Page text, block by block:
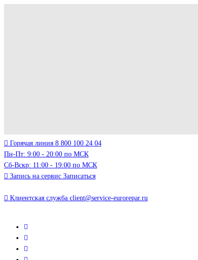
Горячая линия 8 800 100 24 04
Пн-Пт: 9:00 - 20:00 по МСК
Сб-Вскр: 11:00 - 19:00 по МСК
Запись на сервис Записаться
Клиентская служба client@service-eurorepar.ru